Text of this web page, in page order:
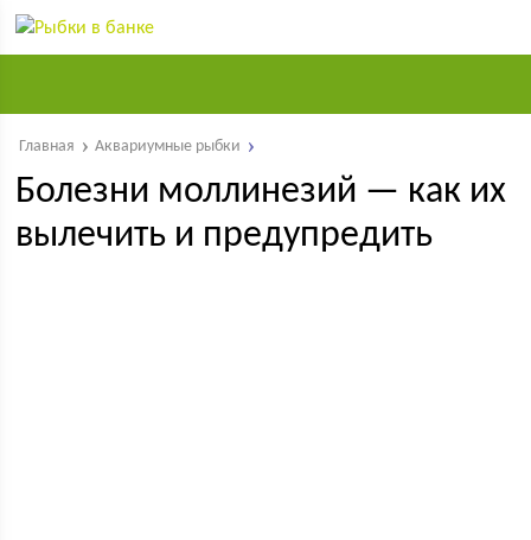
Главная Аквариумные рыбки
Болезни моллинезий — как их
вылечить и предупредить